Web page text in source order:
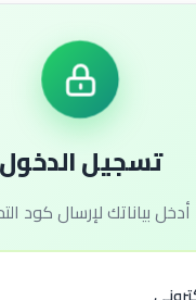
تسجيل الدخول
أدخل بياناتك لإرسال كود